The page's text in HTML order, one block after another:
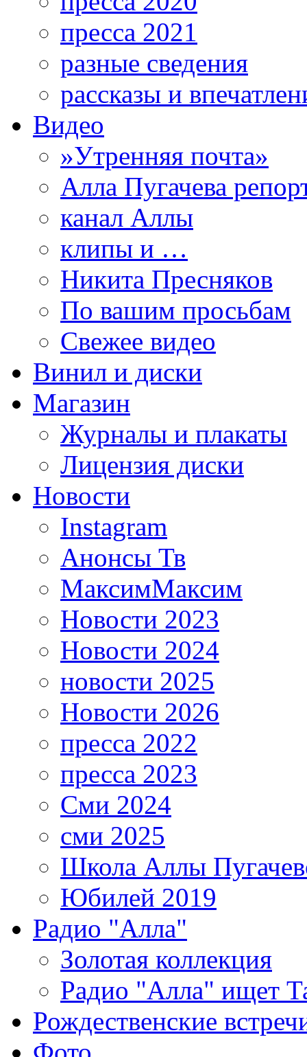
пресса 2021
разные сведения
рассказы и
Видео
»Утренняя почта»
Алла Пугачева
канал Аллы
клипы и …
Никита Пресняков
По вашим просьбам
Свежее видео
Винил и диски
Магазин
Журналы и плакаты
Лицензия диски
Новости
Instagram
Анонсы Тв
МаксимМаксим
Новости 2023
Новости 2024
новости 2025
Новости 2026
пресса 2022
пресса 2023
Сми 2024
сми 2025
Школа Аллы
Юбилей 2019
Радио "Алла"
Золотая коллекция
Радио "Алла" ищет
Рождественские